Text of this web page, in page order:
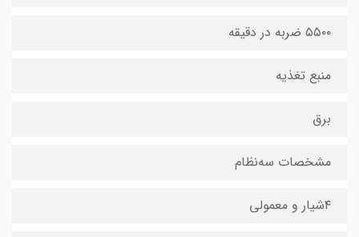
۵۵۰۰ ضربه در دقیقه
منبع تغذیه
برق
مشخصات سه‌نظام
۴شیار و معمولی